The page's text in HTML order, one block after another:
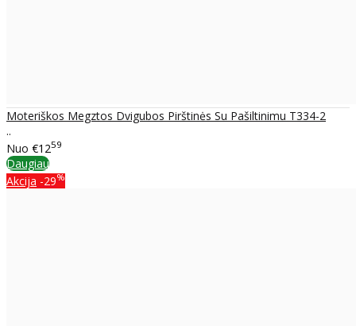
Moteriškos Megztos Dvigubos Pirštinės Su Pašiltinimu T334-2
..
Nuo €1259
Daugiau
Akcija -29%